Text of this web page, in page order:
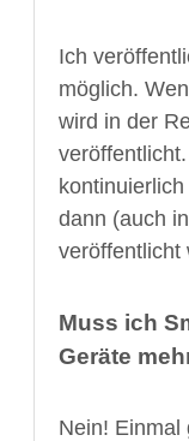
Ich
möglich.
wird in der
dann (auch
veröffentlicht
Muss ich
Geräte
Nein! Einmal